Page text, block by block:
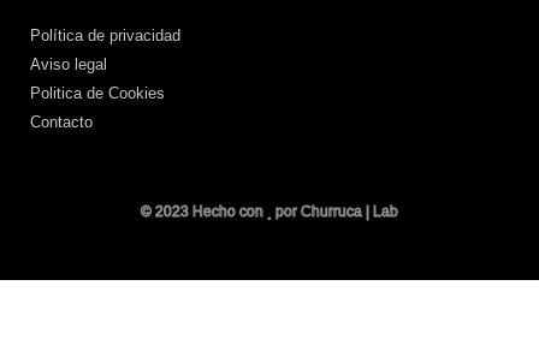
Política de privacidad
Aviso legal
Politica de Cookies
Contacto
© 2023 Hecho con por Churruca | Lab